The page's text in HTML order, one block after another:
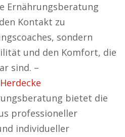
Ernährungsberatung
Kontakt zu
sondern
und den Komfort, die
sind. –
bietet die
professioneller
individueller